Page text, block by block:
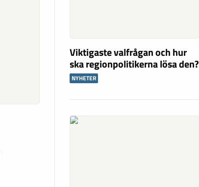
Viktigaste valfrågan och hur
ska regionpolitikerna lösa den?
NYHETER